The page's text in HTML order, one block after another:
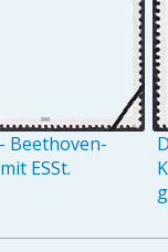
Beethoven-
ESSt.